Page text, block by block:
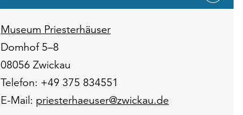
Museum Priesterhäuser
Domhof 5–8
08056 Zwickau
Telefon: +49 375 834551
E-Mail: priesterhaeuser@zwickau.de